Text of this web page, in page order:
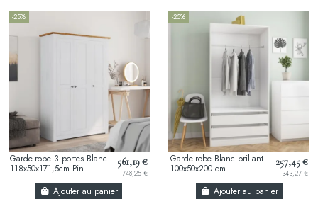
-25%
Garde-robe 3 portes Blanc
118x50x171,5cm Pin
561,19 €
748,25 €
Ajouter au panier
-25%
Garde-robe Blanc brillant
100x50x200 cm
257,45 €
343,27 €
Ajouter au panier